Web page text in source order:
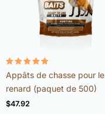
Note
4.98
sur 5
Appâts de chasse pour le
renard (paquet de 500)
$47.92